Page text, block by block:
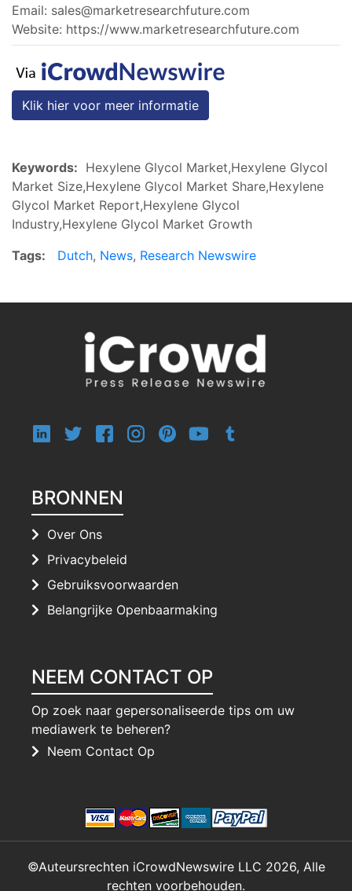
Email: sales@marketresearchfuture.com
Website: https://www.marketresearchfuture.com
Klik hier voor meer informatie
Keywords: Hexylene Glycol Market,Hexylene Glycol
Market Size,Hexylene Glycol Market Share,Hexylene
Glycol Market Report,Hexylene Glycol
Industry,Hexylene Glycol Market Growth
Tags:
Dutch, News, Research Newswire
BRONNEN
Over Ons
Privacybeleid
Gebruiksvoorwaarden
Belangrijke Openbaarmaking
NEEM CONTACT OP
Op zoek naar gepersonaliseerde tips om uw
mediawerk te beheren?
Neem Contact Op
©Auteursrechten iCrowdNewswire LLC 2026, Alle
rechten voorbehouden.